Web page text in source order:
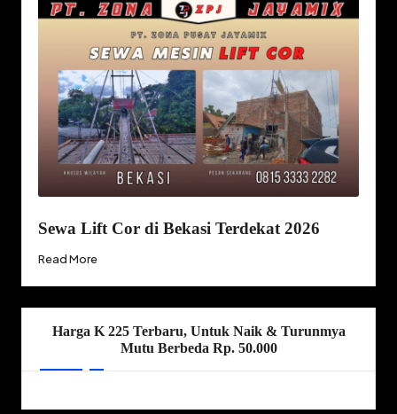
Sewa Lift Cor di Bekasi Terdekat 2026
Read More
Harga K 225 Terbaru, Untuk Naik & Turunmya
Mutu Berbeda Rp. 50.000